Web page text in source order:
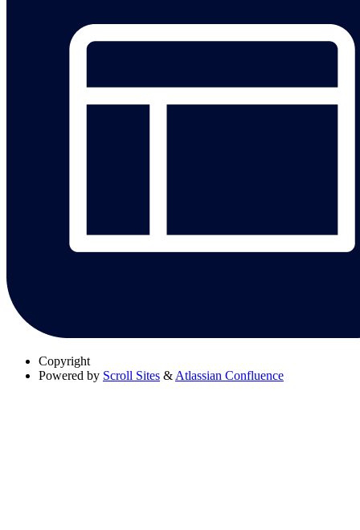
Copyright
Powered by Scroll Sites & Atlassian Confluence